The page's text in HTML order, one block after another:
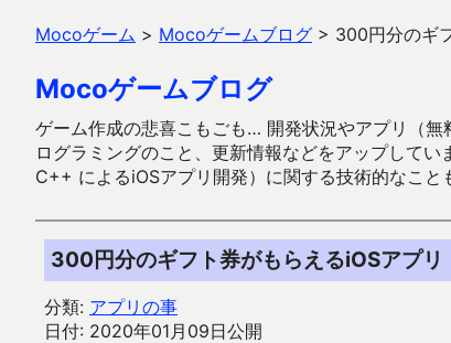
Mocoゲーム > Mocoゲームブログ > 300円分のギ
Mocoゲームブログ
ゲーム作成の悲喜こもごも… 開発状況やアプリ（
ログラミングのこと、更新情報などをアップして
C++ によるiOSアプリ開発）に関する技術的なこと
300円分のギフト券がもらえるiOSアプリ
分類: アプリの事
日付: 2020年01月09日公開